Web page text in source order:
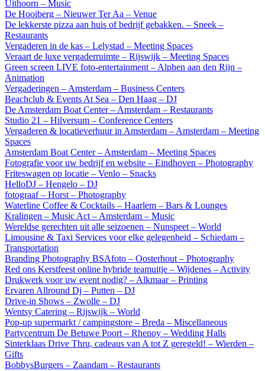
Uithoorn – Music
De Hooiberg – Nieuwer Ter Aa – Venue
De lekkerste pizza aan huis of bedrijf gebakken. – Sneek –
Restaurants
Vergaderen in de kas – Lelystad – Meeting Spaces
Veraart de luxe vergaderruimte – Rijswijk – Meeting Spaces
Green screen LIVE foto-entertainment – Alphen aan den Rijn –
Animation
Vergaderingen – Amsterdam – Business Centers
Beachclub & Events At Sea – Den Haag – DJ
De Amsterdam Boat Center – Amsterdam – Restaurants
Studio 21 – Hilversum – Conference Centers
Vergaderen & locatieverhuur in Amsterdam – Amsterdam – Meeting
Spaces
Amsterdam Boat Center – Amsterdam – Meeting Spaces
Fotografie voor uw bedrijf en website – Eindhoven – Photography
Friteswagen op locatie – Venlo – Snacks
HelloDJ – Hengelo – DJ
fotograaf – Horst – Photography
Waterline Coffee & Cocktails – Haarlem – Bars & Lounges
Kralingen – Music Act – Amsterdam – Music
Wereldse gerechten uit alle seizoenen – Nunspeet – World
Limousine & Taxi Services voor elke gelegenheid – Schiedam –
Transportation
Branding Photography BSAfoto – Oosterhout – Photography
Red ons Kerstfeest online hybride teamuitje – Wijdenes – Activity
Drukwerk voor uw event nodig? – Alkmaar – Printing
Ervaren Allround Dj – Putten – DJ
Drive-in Shows – Zwolle – DJ
Wentsy Catering – Rijswijk – World
Pop-up supermarkt / campingstore – Breda – Miscellaneous
Partycentrum De Betuwe Poort – Rhenoy – Wedding Halls
Sinterklaas Drive Thru, cadeaus van A tot Z geregeld! – Wierden –
Gifts
BobbysBurgers – Zaandam – Restaurants